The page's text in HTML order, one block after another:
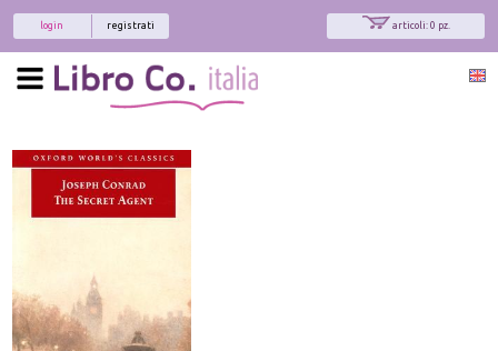
articoli: 0 pz.
registrati
login